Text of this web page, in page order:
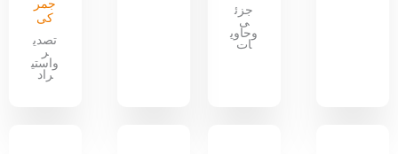
جزئ
ى
وحاوي
ات
جمر
كى
تصدي
ر
واستي
راد